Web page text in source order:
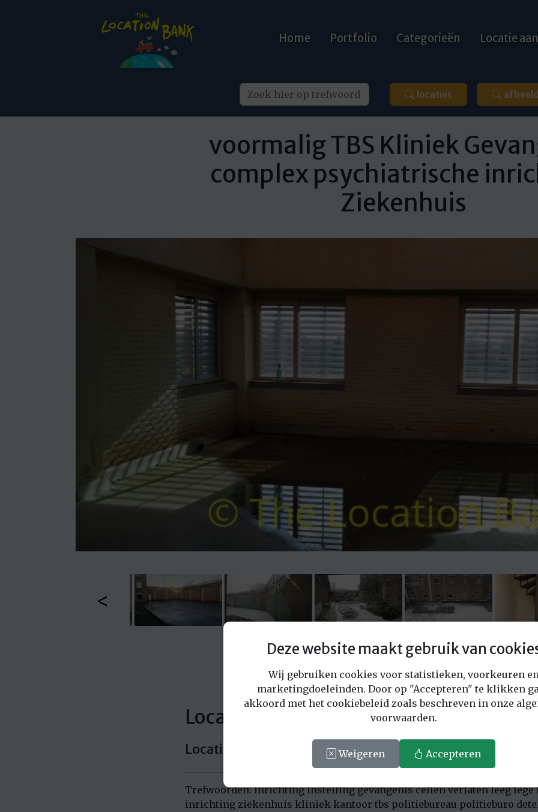
Home Portfolio Categorieën Locatie
locaties
voormalig TBS Kliniek
complex psychiatrische
Ziekenhuis
<
Vraag offerte aan voor deze locatie
Locatie: 2555
Locatie in Utrecht.
Trefwoorden: inrichting instelling gevangenis cellen verlaten leeg lege
inrichting ziekenhuis kliniek kantoor tbs politiebureau politieburo
Deze website maakt gebruik van
Wij gebruiken cookies voor statistieken, voorkeuren
marketingdoeleinden. Door op "Accepteren" te klikken
akkoord met het cookiebeleid zoals beschreven in onze
voorwaarden.
Weigeren Accepteren